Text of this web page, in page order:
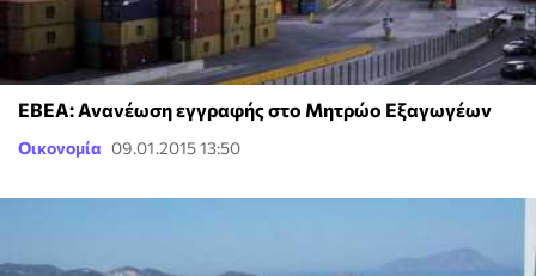
ΕΒΕΑ: Ανανέωση εγγραφής στο Μητρώο Εξαγωγέων
Οικονομία 09.01.2015 13:50